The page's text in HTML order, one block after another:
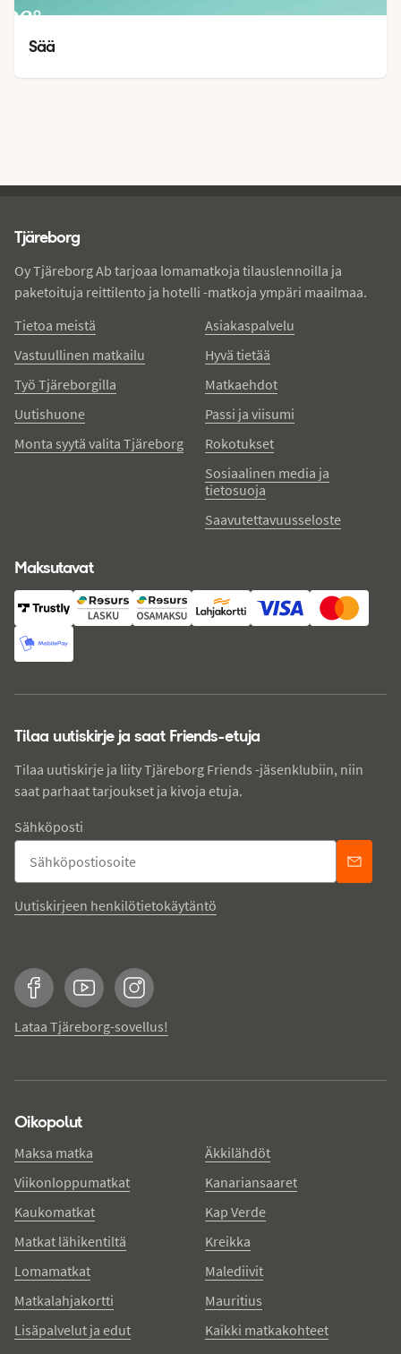
26°
25°
Sää
Tjäreborg
Oy Tjäreborg Ab tarjoaa lomamatkoja tilauslennoilla ja
paketoituja reittilento ja hotelli -matkoja ympäri maailmaa.
Tietoa meistä
Vastuullinen matkailu
Työ Tjäreborgilla
Uutishuone
Monta syytä valita Tjäreborg
Asiakaspalvelu
Hyvä tietää
Matkaehdot
Passi ja viisumi
Rokotukset
Sosiaalinen media ja
tietosuoja
Saavutettavuusseloste
Maksutavat
Tilaa uutiskirje ja saat Friends-etuja
Tilaa uutiskirje ja liity Tjäreborg Friends -jäsenklubiin, niin
saat parhaat tarjoukset ja kivoja etuja.
Sähköposti
Uutiskirjeen henkilötietokäytäntö
FacebookYouTubeInstagram
Lataa Tjäreborg-sovellus!
Oikopolut
Maksa matka
Viikonloppumatkat
Kaukomatkat
Matkat lähikentiltä
Lomamatkat
Matkalahjakortti
Lisäpalvelut ja edut
Äkkilähdöt
Kanariansaaret
Kap Verde
Kreikka
Malediivit
Mauritius
Kaikki matkakohteet